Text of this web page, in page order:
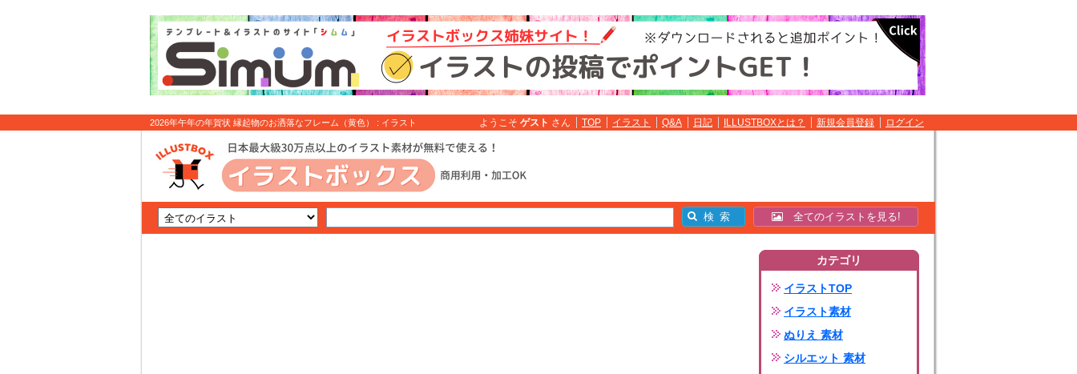
2026年午年の年賀状 縁起物のお洒落なフレーム（黄色） : イラスト
ようこそ ゲスト さん TOP イラスト Q&A 日記 ILLUSTBOXとは？ 新規会員登録 ログイン
全てのイラストを見る!
カテゴリ
イラストTOP
イラスト素材
ぬりえ 素材
シルエット 素材